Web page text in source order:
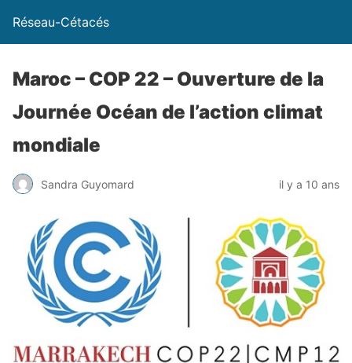
Réseau-Cétacés
Maroc – COP 22 – Ouverture de la
Journée Océan de l’action climat
mondiale
Sandra Guyomard il y a 10 ans